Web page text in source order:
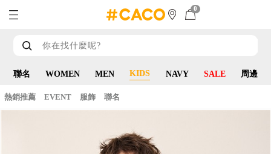
0
聯名 WOMEN MEN KIDS NAVY SALE 周邊
熱銷推薦 EVENT 服飾 聯名